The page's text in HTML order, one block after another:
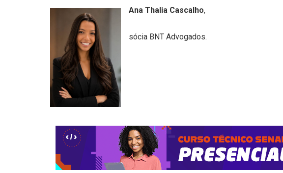
Ana Thalia Cascalho,
sócia BNT Advogados.